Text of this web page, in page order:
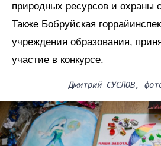
природных ресурсов и охраны
Также Бобруйская
учреждения образования,
участие в конкурсе.
Дмитрий СУСЛОВ,